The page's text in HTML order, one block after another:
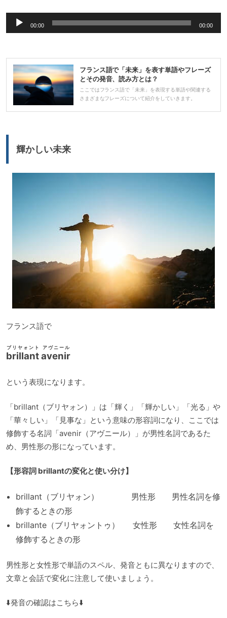
ー
声
レ
ー
ヤ
ー
00:00 00:00
フランス語で「未来」を表す単語やフレーズ
とその発音、読み方とは？
ここではフランス語で「未来」を表現する単語や関連する
さまざまなフレーズについて紹介をしていきます。
輝かしい未来
フランス語で
brillant avenir
ブリヤォント アヴニール
という表現になります。
「brillant（ブリヤォン）」は「輝く」「輝かしい」「光る」や
「華々しい」「見事な」という意味の形容詞になり、ここでは
修飾する名詞「avenir（アヴニール）」が男性名詞であるた
め、男性形の形になっています。
【形容詞 brillantの変化と使い分け】
brillant（ブリヤォン） 男性形 男性名詞を修
飾するときの形
brillante（ブリヤォントゥ） 女性形 女性名詞を
修飾するときの形
男性形と女性形で単語のスペル、発音ともに異なりますので、
文章と会話で変化に注意して使いましょう。
⬇️発音の確認はこちら⬇️